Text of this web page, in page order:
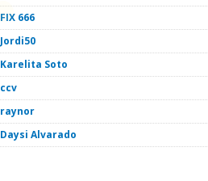
FIX 666
Jordi50
Karelita Soto
ccv
raynor
Daysi Alvarado